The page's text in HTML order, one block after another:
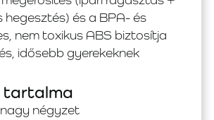
hegesztés) és a BPA- és
nem toxikus ABS biztosítja
idősebb gyerekeknek
tartalma
négyzet